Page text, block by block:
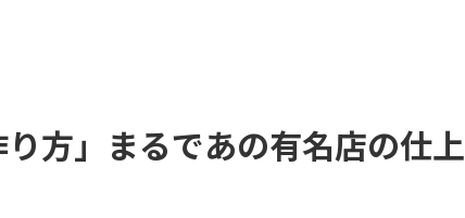
り方」まるであの有名店の仕上